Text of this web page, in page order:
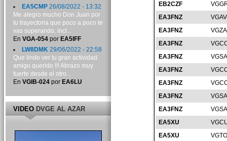
EB2CZF
EA3FNZ
EA3FNZ
EA3FNZ
EA3FNZ
EA3FNZ
EA3FNZ
EA3FNZ
EA3FNZ
EA5XU
EA5XU
EA5CMP26/08/2022 - 13:32
Me alegro mucho Don Juan por
tu trayectoria que poco a poco te
vas superando, incl...
En VGA-054por EA5IFF
LW8DMK29/06/2022 - 22:58
Que lindo ver tu gran actividad
amigo querido !!! Abrazo muy
fuerte desde el otro...
En VGIB-024por EA6LU
VIDEODVGE AL AZAR